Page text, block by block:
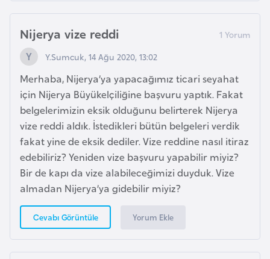
Nijerya vize reddi
Y.Sumcuk, 14 Ağu 2020, 13:02
Merhaba, Nijerya’ya yapacağımız ticari seyahat
için Nijerya Büyükelçiliğine başvuru yaptık. Fakat
belgelerimizin eksik olduğunu belirterek Nijerya
vize reddi aldık. İstedikleri bütün belgeleri verdik
fakat yine de eksik dediler. Vize reddine nasıl itiraz
edebiliriz? Yeniden vize başvuru yapabilir miyiz?
Bir de kapı da vize alabileceğimizi duyduk. Vize
almadan Nijerya’ya gidebilir miyiz?
Cevabı Görüntüle Yorum Ekle
l
i
F
i
n
l
a
n
d
a